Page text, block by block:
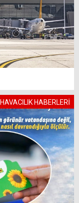
HAVACILIK HABERLERİ